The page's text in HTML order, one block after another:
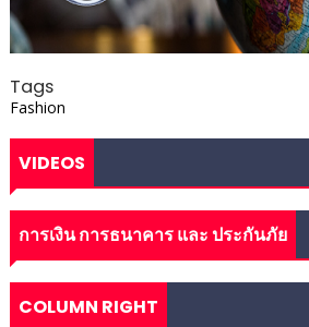
Tags
Fashion
VIDEOS
การเงิน การธนาคาร และ ประกันภัย
COLUMN RIGHT